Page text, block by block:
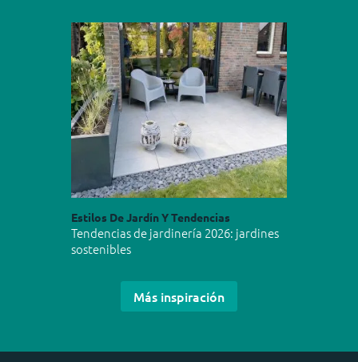
Estilos De Jardín Y Tendencias
Tendencias de jardinería 2026: jardines
sostenibles
Más inspiración